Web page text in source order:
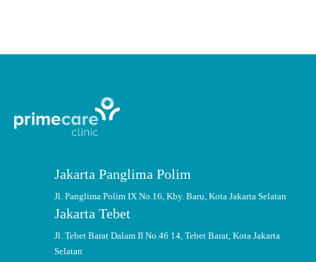
Jakarta Panglima Polim
Jl. Panglima Polim IX No.16, Kby. Baru, Kota Jakarta Selatan
Jakarta Tebet
Jl. Tebet Barat Dalam II No.46 14, Tebet Barat, Kota Jakarta
Selatan